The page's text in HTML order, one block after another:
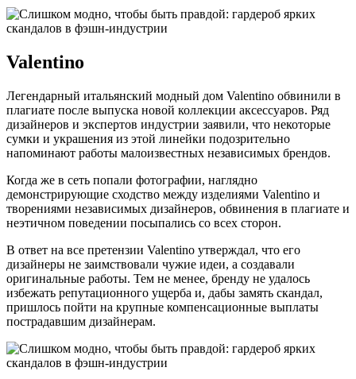
Valentino
Легендарный итальянский модный дом Valentino обвинили в
плагиате после выпуска новой коллекции аксессуаров. Ряд
дизайнеров и экспертов индустрии заявили, что некоторые
сумки и украшения из этой линейки подозрительно
напоминают работы малоизвестных независимых брендов.
Когда же в сеть попали фотографии, наглядно
демонстрирующие сходство между изделиями Valentino и
творениями независимых дизайнеров, обвинения в плагиате и
неэтичном поведении посыпались со всех сторон.
В ответ на все претензии Valentino утверждал, что его
дизайнеры не заимствовали чужие идеи, а создавали
оригинальные работы. Тем не менее, бренду не удалось
избежать репутационного ущерба и, дабы замять скандал,
пришлось пойти на крупные компенсационные выплаты
пострадавшим дизайнерам.